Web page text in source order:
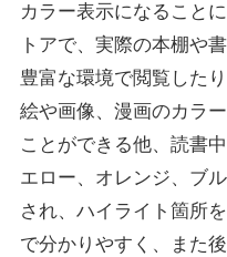
カラー表示になること
トアで、実際の本棚や
豊富な環境で閲覧した
絵や画像、漫画のカラ
ことができる他、読書
エロー、オレンジ、ブ
され、ハイライト箇所
で分かりやすく、また